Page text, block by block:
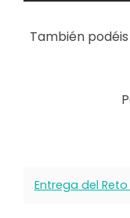
También podéis
Entrega del